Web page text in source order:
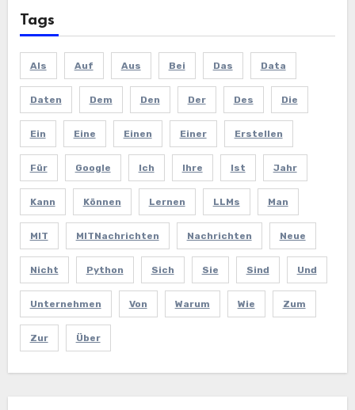
Tags
Als Auf Aus Bei Das Data
Daten Dem Den Der Des Die
Ein Eine Einen Einer Erstellen
Für Google Ich Ihre Ist Jahr
Kann Können Lernen LLMs Man
MIT MITNachrichten Nachrichten Neue
Nicht Python Sich Sie Sind Und
Unternehmen Von Warum Wie Zum
Zur Über